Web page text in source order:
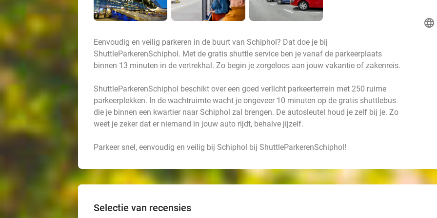
Eenvoudig en veilig parkeren in de buurt van Schiphol? Dat doe je bij
ShuttleParkerenSchiphol. Met de gratis shuttle service ben je vanaf de parkeerplaats
binnen 13 minuten in de vertrekhal. Zo begin je zorgeloos aan jouw vakantie of zakenreis.
ShuttleParkerenSchiphol beschikt over een goed verlicht parkeerterrein met 250 ruime
parkeerplekken. In de wachtruimte wacht je ongeveer 10 minuten op de gratis shuttlebus
die je binnen een kwartier naar Schiphol zal brengen. De autosleutel houd je zelf bij je. Zo
weet je zeker dat er niemand in jouw auto rijdt, behalve jijzelf.
Parkeer snel, eenvoudig en veilig bij Schiphol bij ShuttleParkerenSchiphol!
language
Selectie van recensies